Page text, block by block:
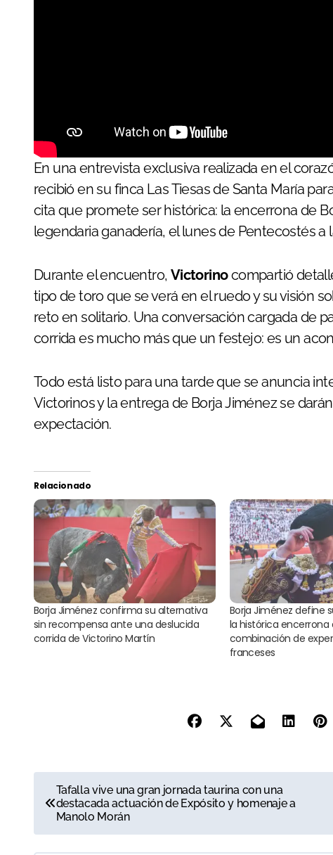
En una entrevista exclusiva realizada en el
recibió en su finca Las Tiesas de Santa María
cita que promete ser histórica: la encerrona de
legendaria ganadería, el lunes de Pentecostés a
Durante el encuentro, Victorinocompartió
tipo de toro que se verá en el ruedo y su visión
reto en solitario. Una conversación cargada de
corrida es mucho más que un festejo: es un
Todo está listo para una tarde que se anuncia
Victorinos y la entrega de Borja Jiménez se
expectación.
Relacionado
Borja Jiménez confirma su alternativa
sin recompensa ante una deslucida
corrida de Victorino Martín
Borja Jiménez define
la histórica encerrona
combinación de
franceses
a
v
Tafalla vive una gran jornada taurina con una
destacada actuación de Expósito y homenaje a
Manolo Morán